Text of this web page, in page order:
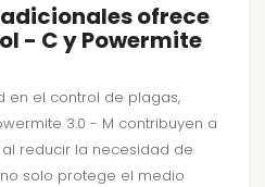
ofrece
- C y Powermite
en el control de plagas,
3.0 - M contribuyen a
reducir la necesidad de
solo protege el medio